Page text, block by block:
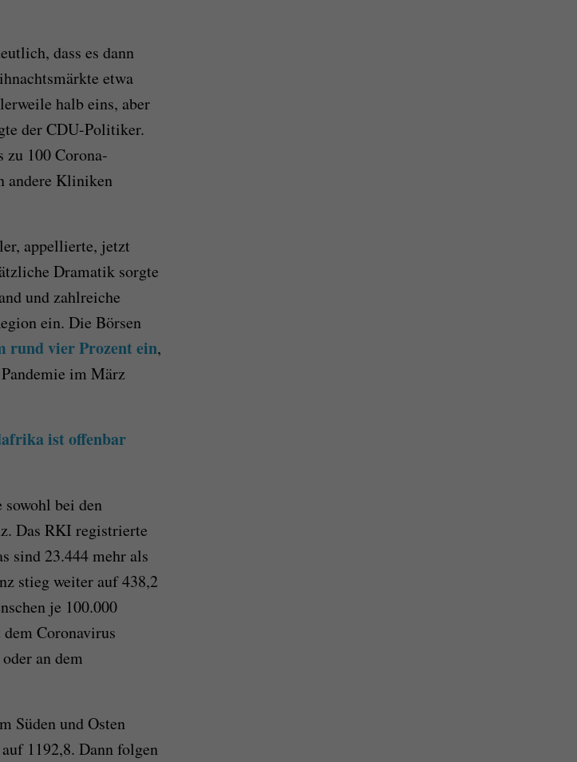
dass es dann
etwa
halb eins, aber
der CDU-Politiker.
zu 100 Corona-
andere Kliniken
appellierte, jetzt
Dramatik sorgte
und zahlreiche
ein. Die Börsen
rund vier Prozent ein,
im März
ist offenbar
bei den
Das RKI registrierte
sind 23.444 mehr als
stieg weiter auf 438,2
je 100.000
Coronavirus
an dem
Süden und Osten
1192,8. Dann folgen